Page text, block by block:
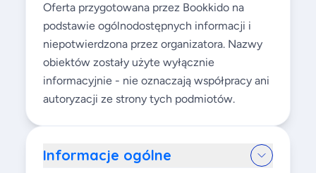
Oferta przygotowana przez Bookkido na
podstawie ogólnodostępnych informacji i
niepotwierdzona przez organizatora. Nazwy
obiektów zostały użyte wyłącznie
informacyjnie - nie oznaczają współpracy ani
autoryzacji ze strony tych podmiotów.
Informacje ogólne